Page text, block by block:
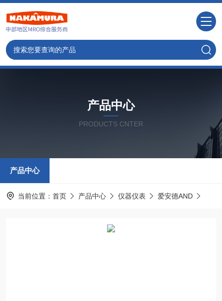
产品中心
PRODUCTS CNTER
产品中心
当前位置： 首页 产品中心 仪器仪表 爱安德AND